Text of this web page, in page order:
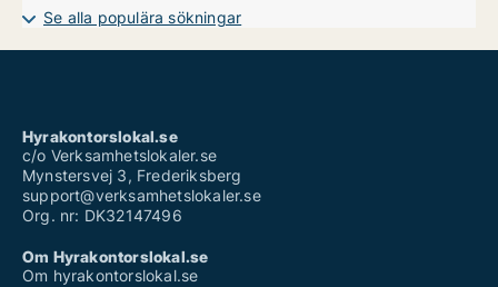
Se alla populära sökningar
Hyrakontorslokal.se
c/o Verksamhetslokaler.se
Mynstersvej 3, Frederiksberg
support@verksamhetslokaler.se
Org. nr: DK32147496
Om Hyrakontorslokal.se
Om hyrakontorslokal.se